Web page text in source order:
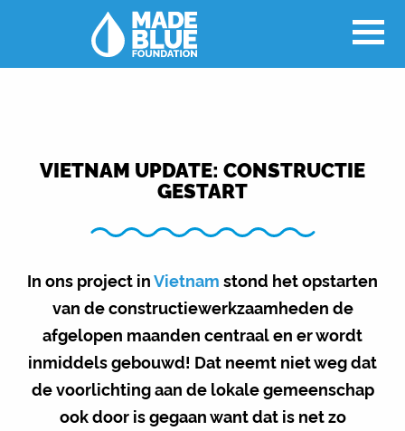
VIETNAM UPDATE: CONSTRUCTIE
GESTART
In ons project inVietnam stond het opstarten
van de constructiewerkzaamheden de
afgelopen maanden centraal en er wordt
inmiddels gebouwd! Dat neemt niet weg dat
de voorlichting aan de lokale gemeenschap
ook door is gegaan want dat is net zo